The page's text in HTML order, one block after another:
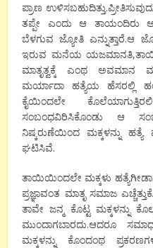
ಪ್ರಾಣ
ತಪ್ಪೇ ಎಂದು ಆ ತಾಯಂದಿರು
ಬೆಳಗುವ ಜ್ಯೋತಿ ಎನ್ನುತ್ತಾರೆ.ಆ
ಇರುವ ಮನೆಯ ಯಜಮಾನತಿ,ತಾಯಿ
ಮಾತೃತ್ವಕ್ಕೆ ಎಂಥ ಅವಮಾನ
ಮರ್ಯಾದಾ ಹತ್ಯೆಯ ಹೆಸರಲ್ಲಿ
ಕೈಯಿಂದಲೇ
ಸಂಬಂಧವಿರಿಸಿಕೊಂಡು ಆ
ನಿಷ್ಕರುಣೆಯಿಂದ ಮಕ್ಕಳನ್ನು
ಘಟಿಸಿವೆ.
ತಾಯಿಯಿಂದಲೇ ಮಕ್ಕಳು
ಪ್ರಜ್ಞಾವಂತ ಮಾತೃ ಸಮಾಜ
ತಾವೇ ಜನ್ಮ ಕೊಟ್ಟ ಮಕ್ಕಳನ್ನು
ಮುಂದಾಗಬಾರದು.ಆದರೂ
ಮಕ್ಕಳನ್ನು ಕೊಂದಂಥ